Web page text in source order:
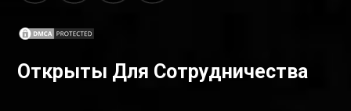
Открыты Для Сотрудничества